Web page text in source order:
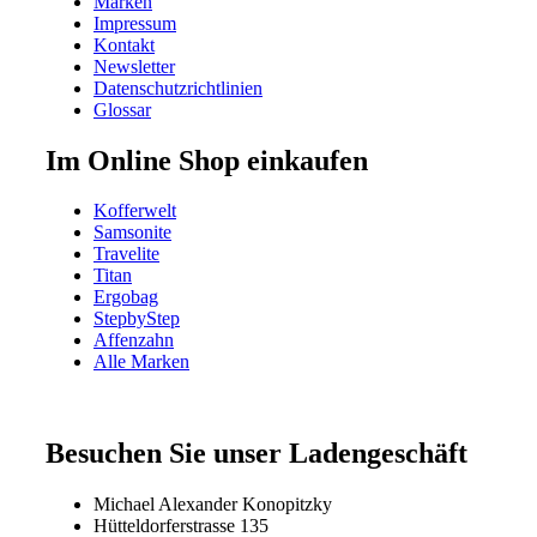
Impressum
Kontakt
Newsletter
Datenschutzrichtlinien
Glossar
Im Online Shop einkaufen
Kofferwelt
Samsonite
Travelite
Titan
Ergobag
StepbyStep
Affenzahn
Alle Marken
Besuchen Sie unser Ladengeschäft
Michael Alexander Konopitzky
Hütteldorferstrasse 135